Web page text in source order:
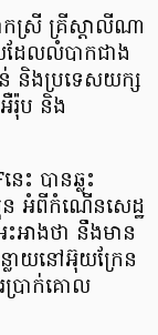
ស្រី គ្រីស្តាលីណា
ដែលលំបាកជាង
ន់ និងប្រទេសយក្ស
រ៉ុប និង
ះ បានឆ្លុះ
មុន អំពីកំណើនសេដ្ឋ
អាងថា នឹងមាន
ាយនៅអ៊ុយក្រែន
ប្រាក់គោល